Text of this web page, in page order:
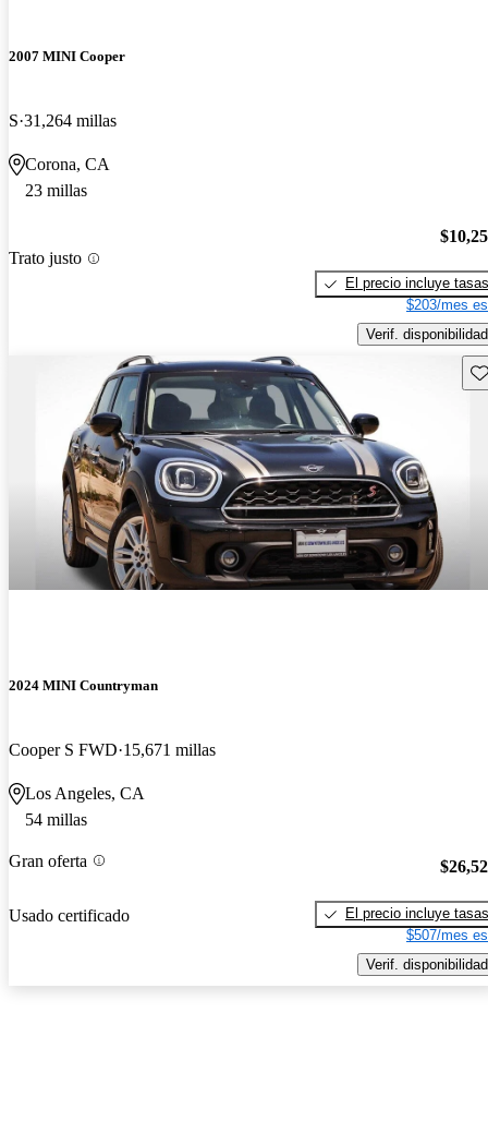
2007 MINI Cooper
S 31,264 millas
Corona, CA
23 millas
Trato justo
El precio incluye tasas
$203/mes
Verif. disponibilidad
2024 MINI Countryman
Cooper S FWD 15,671 millas
Los Angeles, CA
54 millas
Gran oferta
Usado certificado
El precio incluye tasas
$507/mes
Verif. disponibilidad